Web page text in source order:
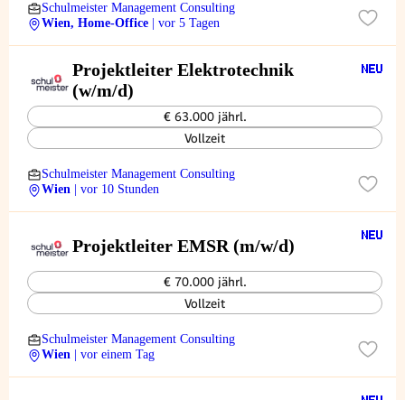
Schulmeister Management Consulting
Wien, Home-Office
| vor 5 Tagen
Projektleiter Elektrotechnik
(w/m/d)
€ 63.000 jährl.
Vollzeit
Schulmeister Management Consulting
Wien
| vor 10 Stunden
Projektleiter EMSR (m/w/d)
€ 70.000 jährl.
Vollzeit
Schulmeister Management Consulting
Wien
| vor einem Tag